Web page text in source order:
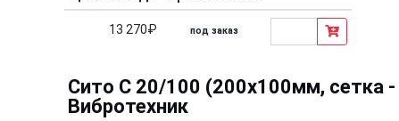
13 270₽ под заказ
Сито С 20/100 (200х100мм, сетка
Вибротехник